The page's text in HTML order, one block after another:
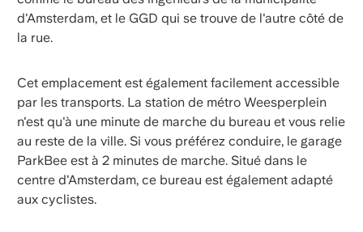
d'Amsterdam, et le GGD qui se trouve de l'autre côté de
la rue.
Cet emplacement est également facilement accessible
par les transports. La station de métro Weesperplein
n'est qu'à une minute de marche du bureau et vous relie
au reste de la ville. Si vous préférez conduire, le garage
ParkBee est à 2 minutes de marche. Situé dans le
centre d'Amsterdam, ce bureau est également adapté
aux cyclistes.